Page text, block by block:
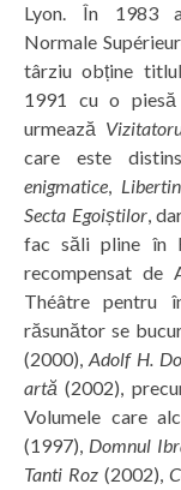
Lyon. În 1983
Normale
târziu obține
1991 cu o
urmează
care este
enigmatice,
Secta Egoiștilor,
fac săli pline în
recompensat de
Théâtre pentru
răsunător se
(2000),Adolf H.
artă(2002),
Volumele care
(1997), Domnul
Tanti Roz(2002),